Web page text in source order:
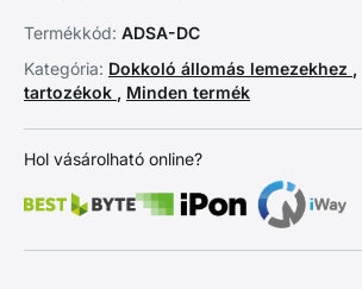
Termékkód: ADSA-DC
Kategória: Dokkoló állomás lemezekhez ,
tartozékok , Minden termék
Hol vásárolható online?